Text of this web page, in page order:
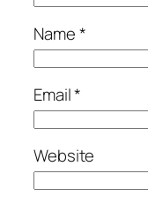
Name*
Email*
Website